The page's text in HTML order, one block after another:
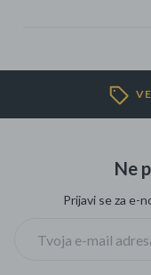
Ne
Prijavi se za e-